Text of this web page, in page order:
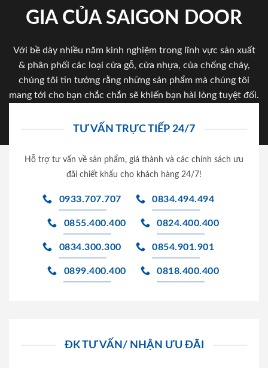
GIA CỦA SAIGON DOOR
Với bề dày nhiều năm kinh nghiệm trong lĩnh vực sản xuất
& phân phối các loại cửa gỗ, cửa nhựa, của chống cháy,
chúng tôi tin tưởng rằng những sản phẩm mà chúng tôi
mang tới cho bạn chắc chắn sẽ khiến bạn hài lòng tuyệt đối.
TƯ VẤN TRỰC TIẾP 24/7
Hỗ trợ tư vấn về sản phẩm, giá thành và các chính sách ưu
đãi chiết khấu cho khách hàng 24/7!
0933.707.707 0834.494.494
0855.400.400 0824.400.400
0834.300.300 0854.901.901
0899.400.400 0818.400.400
ĐK TƯ VẤN/ NHẬN ƯU ĐÃI